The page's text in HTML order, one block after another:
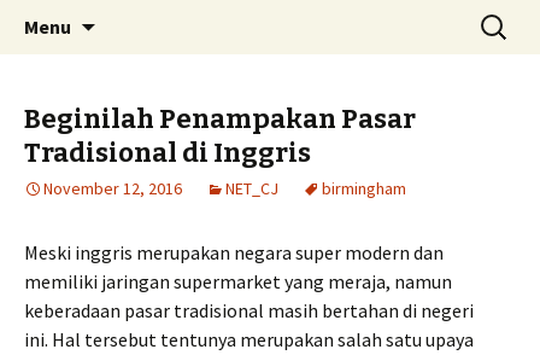
Menu
Search
for:
Beginilah Penampakan Pasar
Tradisional di Inggris
November 12, 2016 NET_CJ birmingham
Meski inggris merupakan negara super modern dan
memiliki jaringan supermarket yang meraja, namun
keberadaan pasar tradisional masih bertahan di negeri
ini. Hal tersebut tentunya merupakan salah satu upaya